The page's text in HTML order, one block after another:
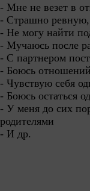
- Мне не везет в
- Страшно ревную,
- Не могу найти
- Мучаюсь после
- С партнером
- Боюсь
- Чувствую себя
- Боюсь остаться
- У меня до сих
родителями
- И др.